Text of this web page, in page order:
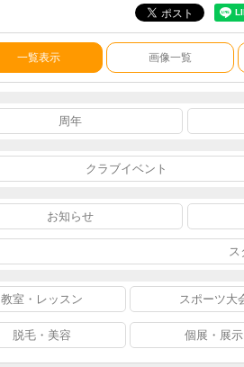
一覧表示 画像一覧
周年
クラブイベント
お知らせ
ス
教室・レッスン スポーツ大
脱毛・美容 個展・展示